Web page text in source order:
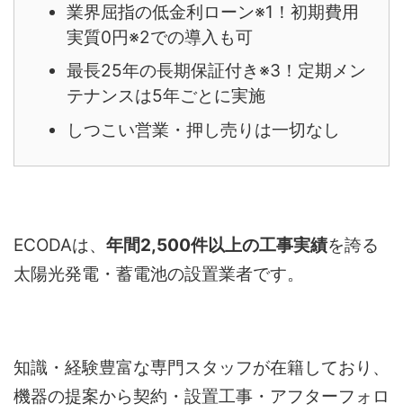
業界屈指の低金利ローン※1！初期費用
実質0円※2での導入も可
最長25年の長期保証付き※3！定期メン
テナンスは5年ごとに実施
しつこい営業・押し売りは一切なし
ECODAは、 年間2,500件以上の工事実績を誇る
太陽光発電・蓄電池の設置業者です。
知識・経験豊富な専門スタッフが在籍しており、
機器の提案から契約・設置工事・アフターフォロ